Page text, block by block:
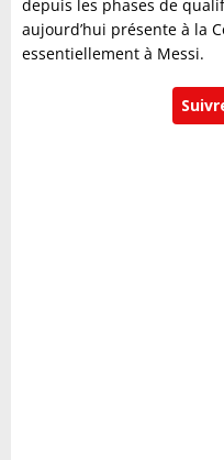
depuis les phases de
aujourd’hui présente à la
essentiellement à Messi.